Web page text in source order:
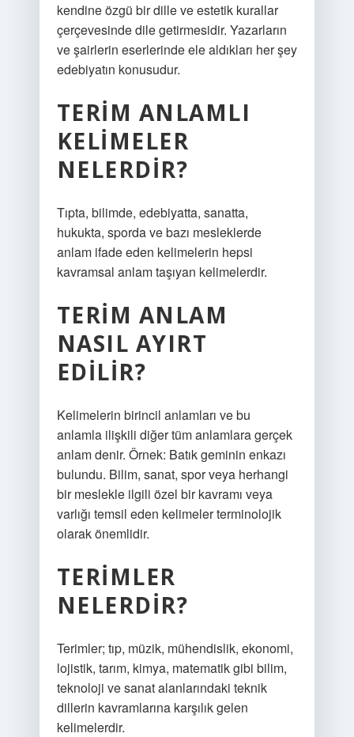
kendine özgü bir dille ve estetik kurallar
çerçevesinde dile getirmesidir. Yazarların
ve şairlerin eserlerinde ele aldıkları her şey
edebiyatın konusudur.
TERIM ANLAMLI
KELIMELER
NELERDIR?
Tıpta, bilimde, edebiyatta, sanatta,
hukukta, sporda ve bazı mesleklerde
anlam ifade eden kelimelerin hepsi
kavramsal anlam taşıyan kelimelerdir.
TERIM ANLAM
NASIL AYIRT
EDILIR?
Kelimelerin birincil anlamları ve bu
anlamla ilişkili diğer tüm anlamlara gerçek
anlam denir. Örnek: Batık geminin enkazı
bulundu. Bilim, sanat, spor veya herhangi
bir meslekle ilgili özel bir kavramı veya
varlığı temsil eden kelimeler terminolojik
olarak önemlidir.
TERIMLER
NELERDIR?
Terimler; tıp, müzik, mühendislik, ekonomi,
lojistik, tarım, kimya, matematik gibi bilim,
teknoloji ve sanat alanlarındaki teknik
dillerin kavramlarına karşılık gelen
kelimelerdir.